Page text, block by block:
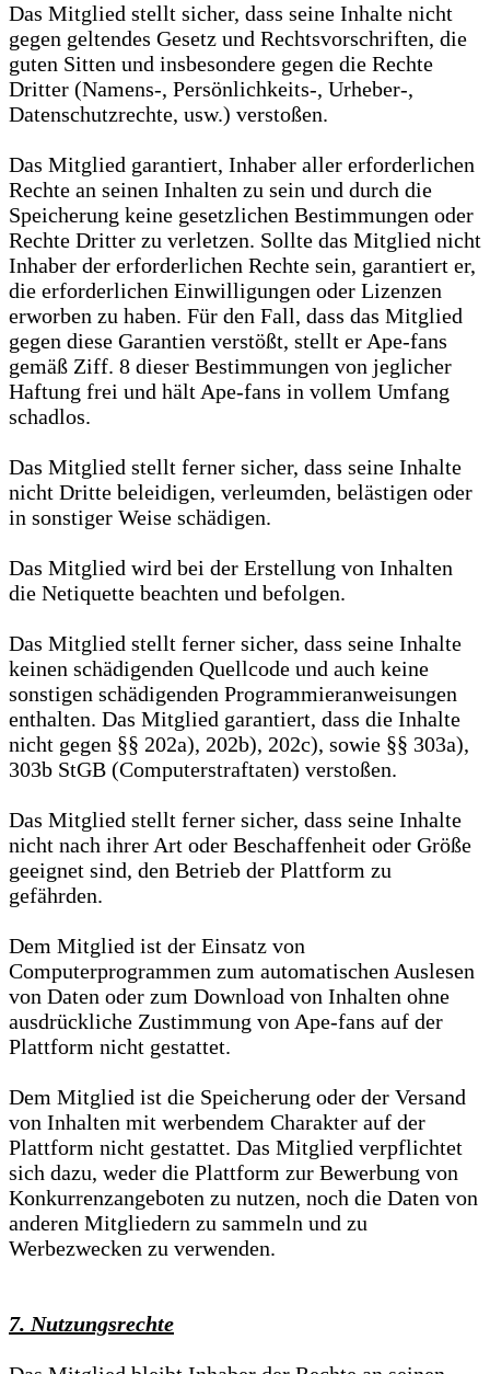
Das Mitglied stellt sicher, dass seine Inhalte nicht
gegen geltendes Gesetz und Rechtsvorschriften, die
guten Sitten und insbesondere gegen die Rechte
Dritter (Namens-, Persönlichkeits-, Urheber-,
Datenschutzrechte, usw.) verstoßen.
Das Mitglied garantiert, Inhaber aller erforderlichen
Rechte an seinen Inhalten zu sein und durch die
Speicherung keine gesetzlichen Bestimmungen oder
Rechte Dritter zu verletzen. Sollte das Mitglied nicht
Inhaber der erforderlichen Rechte sein, garantiert er,
die erforderlichen Einwilligungen oder Lizenzen
erworben zu haben. Für den Fall, dass das Mitglied
gegen diese Garantien verstößt, stellt er Ape-fans
gemäß Ziff. 8 dieser Bestimmungen von jeglicher
Haftung frei und hält Ape-fans in vollem Umfang
schadlos.
Das Mitglied stellt ferner sicher, dass seine Inhalte
nicht Dritte beleidigen, verleumden, belästigen oder
in sonstiger Weise schädigen.
Das Mitglied wird bei der Erstellung von Inhalten
die Netiquette beachten und befolgen.
Das Mitglied stellt ferner sicher, dass seine Inhalte
keinen schädigenden Quellcode und auch keine
sonstigen schädigenden Programmieranweisungen
enthalten. Das Mitglied garantiert, dass die Inhalte
nicht gegen §§ 202a), 202b), 202c), sowie §§ 303a),
303b StGB (Computerstraftaten) verstoßen.
Das Mitglied stellt ferner sicher, dass seine Inhalte
nicht nach ihrer Art oder Beschaffenheit oder Größe
geeignet sind, den Betrieb der Plattform zu
gefährden.
Dem Mitglied ist der Einsatz von
Computerprogrammen zum automatischen Auslesen
von Daten oder zum Download von Inhalten ohne
ausdrückliche Zustimmung von Ape-fans auf der
Plattform nicht gestattet.
Dem Mitglied ist die Speicherung oder der Versand
von Inhalten mit werbendem Charakter auf der
Plattform nicht gestattet. Das Mitglied verpflichtet
sich dazu, weder die Plattform zur Bewerbung von
Konkurrenzangeboten zu nutzen, noch die Daten von
anderen Mitgliedern zu sammeln und zu
Werbezwecken zu verwenden.
7. Nutzungsrechte